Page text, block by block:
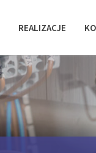
REALIZACJE